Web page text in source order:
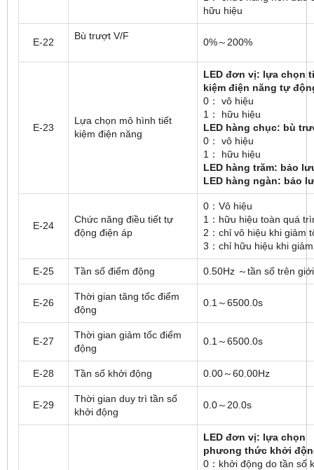
hữu hiệu
E-22
Bù trượt V/F
0%～200%
E-23
Lựa chọn mô hình tiết
kiệm điện năng
LED đơn vị: lựa chọn
kiệm điện năng tự
0： vô hiệu
1： hữu hiệu
LED hàng chục: bù
0： vô hiệu
1： hữu hiệu
LED hàng trăm: bảo
LED hàng ngàn: bảo
E-24
Chức năng điều tiết tự
động điện áp
0：Vô hiệu
1：hữu hiệu toàn quá
2：chỉ vô hiệu khi giảm
3：chỉ hữu hiệu khi
E-25 Tần số điểm động 0.50Hz ～tần số trên
E-26
Thời gian tăng tốc điểm
động
0.1～6500.0s
E-27
Thời gian giảm tốc điểm
động
0.1～6500.0s
E-28 Tần số khởi động 0.00～60.00Hz
E-29
Thời gian duy trì tần số
khởi động
0.0～20.0s
LED đơn vị: lựa chọn
phưong thức khởi
0：khởi động do tần số